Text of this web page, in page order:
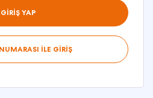
GİRİŞ YAP
İLE GİRİŞ